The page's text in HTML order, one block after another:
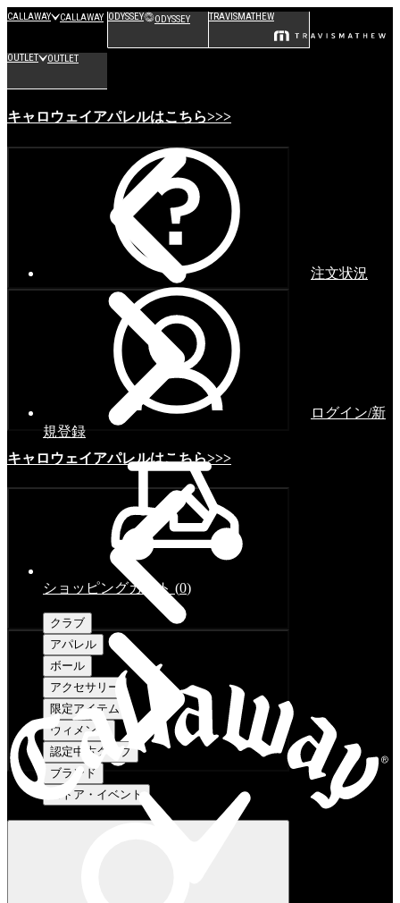
CALLAWAY CALLAWAY ODYSSEY ODYSSEY TRAVISMATHEW
OUTLET OUTLET
キャロウェイアパレルはこちら>>>
キャロウェイアパレルはこちら>>>
注文状況
ログイン/新
規登録
ショッピングカート (0)
クラブ
アパレル
ボール
アクセサリー
限定アイテム
ウィメンズ
認定中古クラブ
ブランド
ストア・イベント